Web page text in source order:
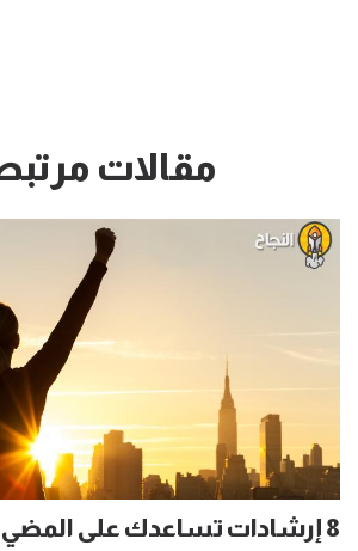
مقالات
8 إرشادات تساعدك على